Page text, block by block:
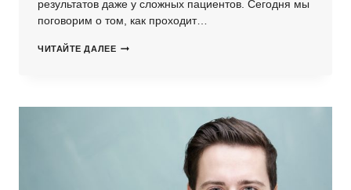
результатов даже у сложных пациентов. Сегодня мы
поговорим о том, как проходит…
ЧИТАЙТЕ ДАЛЕЕ ИМПЛАНТАЦИЯ